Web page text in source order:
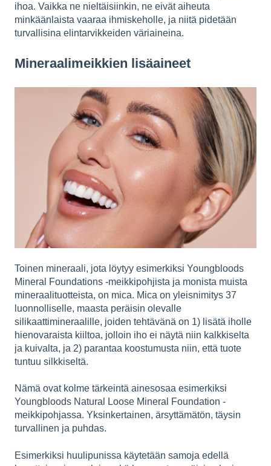
ihoa. Vaikka ne nieltäisiinkin, ne eivät aiheuta
minkäänlaista vaaraa ihmiskeholle, ja niitä pidetään
turvallisina elintarvikkeiden väriaineina.
Mineraalimeikkien lisäaineet
Toinen mineraali, jota löytyy esimerkiksi Youngbloods
Mineral Foundations -meikkipohjista ja monista muista
mineraalituotteista, on mica. Mica on yleisnimitys 37
luonnolliselle, maasta peräisin olevalle
silikaattimineraalille, joiden tehtävänä on 1) lisätä iholle
hienovaraista kiiltoa, jolloin iho ei näytä niin kalkkiselta
ja kuivalta, ja 2) parantaa koostumusta niin, että tuote
tuntuu silkkiseltä.
Nämä ovat kolme tärkeintä ainesosaa esimerkiksi
Youngbloods Natural Loose Mineral Foundation -
meikkipohjassa. Yksinkertainen, ärsyttämätön, täysin
turvallinen ja puhdas.
Esimerkiksi huulipunissa käytetään samoja edellä